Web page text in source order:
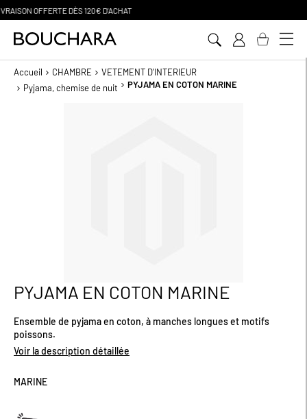
PAIEMENT EN 3 SANS FRAIS
Accueil CHAMBRE
VETEMENT D'INTERIEUR
Pyjama, chemise de nuit
PYJAMA EN COTON MARINE
Passer
au
de
la
Galerie
PYJAMA EN COTON MARINE
Ensemble de pyjama en coton, à manches longues et motifs
poissons.
Voir la description détaillée
MARINE